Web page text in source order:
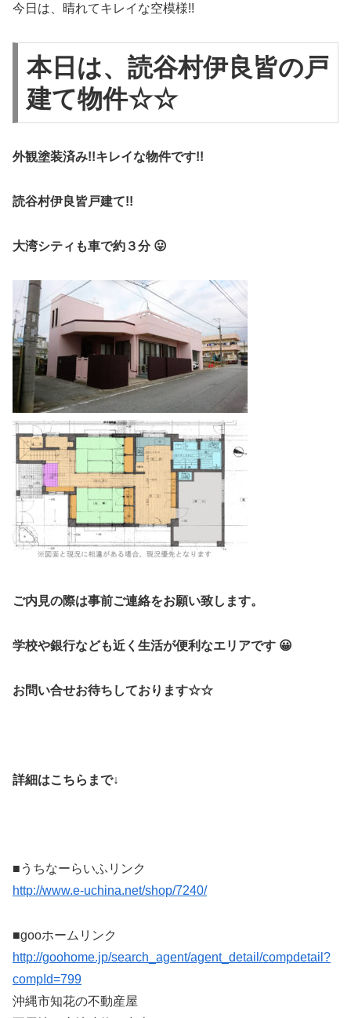
今日は、晴れてキレイな空模様!!
本日は、読谷村伊良皆の戸
建て物件☆☆
外観塗装済み!!キレイな物件です!!
読谷村伊良皆戸建て!!
大湾シティも車で約３分 😛
ご内見の際は事前ご連絡をお願い致します。
学校や銀行なども近く生活が便利なエリアです 😀
お問い合せお待ちしております☆☆
詳細はこちらまで↓
■うちなーらいふリンク
http://www.e-uchina.net/shop/7240/
■gooホームリンク
http://goohome.jp/search_agent/agent_detail/compdetail?
compId=799
沖縄市知花の不動産屋